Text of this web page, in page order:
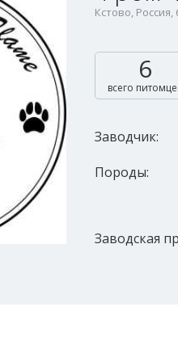
Кстово,
6
всего
Заводчик:
Породы:
Заводская